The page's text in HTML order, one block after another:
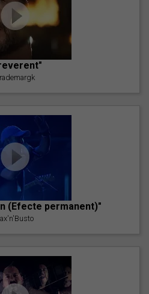
(Efecte permanent)"